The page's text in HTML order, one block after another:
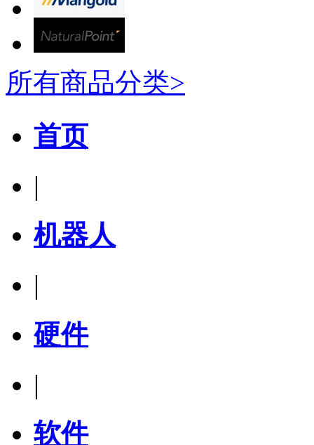
所有商品分类>
首页
|
机器人
|
硬件
|
软件